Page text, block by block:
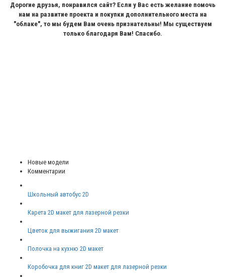
Дорогие друзья, понравился сайт? Если у Вас есть желание помочь
нам на развитие проекта и покупки дополнительного места на
"облаке", то мы будем Вам очень признательны! Мы существуем
только благодаря Вам! Спасибо.
Новые модели
Комментарии
Школьный автобус 2D
Карета 2D макет для лазерной резки
Цветок для выжигания 2D макет
Полочка на кухню 2D макет
Коробочка для книг 2D макет для лазерной резки